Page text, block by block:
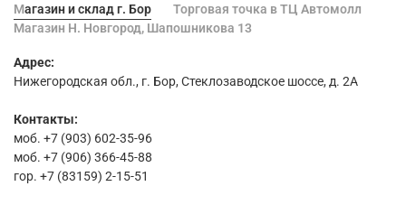
Магазин и склад г. Бор
Торговая точка в ТЦ Автомолл
Магазин Н. Новгород, Шапошникова 13
Адрес:
Нижегородская обл., г. Бор, Стеклозаводское шоссе, д. 2А
Контакты:
моб. +7 (903) 602-35-96
моб. +7 (906) 366-45-88
гор. +7 (83159) 2-15-51